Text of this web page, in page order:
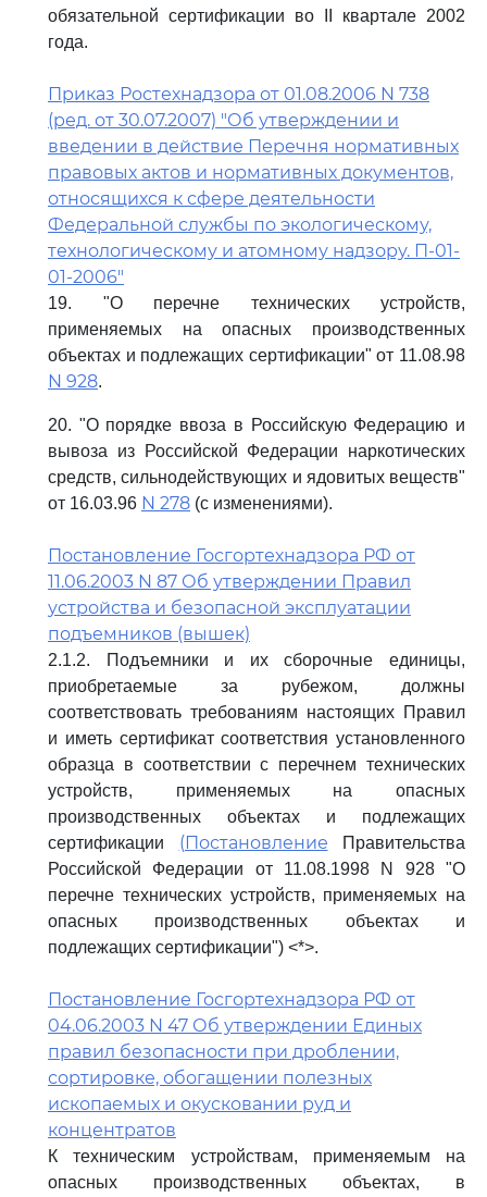
обязательной сертификации во II квартале 2002
года.
Приказ Ростехнадзора от 01.08.2006 N 738
(ред. от 30.07.2007) "Об утверждении и
введении в действие Перечня нормативных
правовых актов и нормативных документов,
относящихся к сфере деятельности
Федеральной службы по экологическому,
технологическому и атомному надзору. П-01-
01-2006"
19. "О перечне технических устройств,
применяемых на опасных производственных
объектах и подлежащих сертификации" от 11.08.98
N 928.
20. "О порядке ввоза в Российскую Федерацию и
вывоза из Российской Федерации наркотических
средств, сильнодействующих и ядовитых веществ"
от 16.03.96 N 278 (с изменениями).
Постановление Госгортехнадзора РФ от
11.06.2003 N 87 Об утверждении Правил
устройства и безопасной эксплуатации
подъемников (вышек)
2.1.2. Подъемники и их сборочные единицы,
приобретаемые за рубежом, должны
соответствовать требованиям настоящих Правил
и иметь сертификат соответствия установленного
образца в соответствии с перечнем технических
устройств, применяемых на опасных
производственных объектах и подлежащих
сертификации (Постановление Правительства
Российской Федерации от 11.08.1998 N 928 "О
перечне технических устройств, применяемых на
опасных производственных объектах и
подлежащих сертификации") <*>.
Постановление Госгортехнадзора РФ от
04.06.2003 N 47 Об утверждении Единых
правил безопасности при дроблении,
сортировке, обогащении полезных
ископаемых и окусковании руд и
концентратов
К техническим устройствам, применяемым на
опасных производственных объектах, в